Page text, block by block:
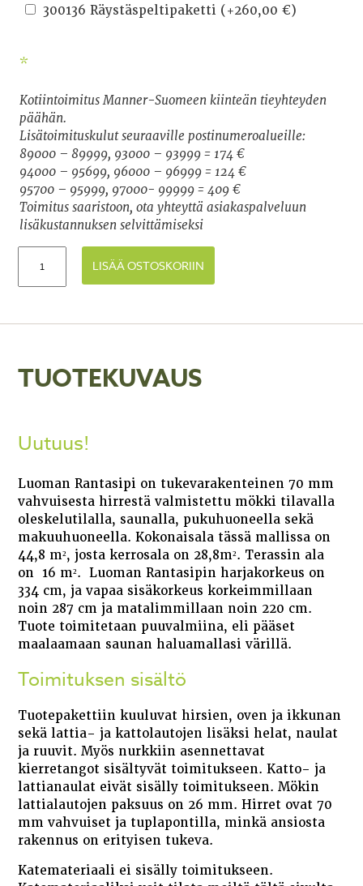
300136 Räystäspeltipaketti (+260,00€)
*
Kotiintoimitus Manner-Suomeen kiinteän tieyhteyden
päähän.
Lisätoimituskulut seuraaville postinumeroalueille:
89000 – 89999, 93000 – 93999 = 174 €
94000 – 95699, 96000 – 96999 = 124 €
95700 – 95999, 97000- 99999 = 409 €
Toimitus saaristoon, ota yhteyttä asiakaspalveluun
lisäkustannuksen selvittämiseksi
LISÄÄ OSTOSKORIIN
TUOTEKUVAUS
Uutuus!
Luoman Rantasipi on tukevarakenteinen 70 mm
vahvuisesta hirrestä valmistettu mökki tilavalla
oleskelutilalla, saunalla, pukuhuoneella sekä
makuuhuoneella. Kokonaisala tässä mallissa on
44,8 m², josta kerrosala on 28,8m². Terassin ala
on 16 m². Luoman Rantasipin harjakorkeus on
334 cm, ja vapaa sisäkorkeus korkeimmillaan
noin 287 cm ja matalimmillaan noin 220 cm.
Tuote toimitetaan puuvalmiina, eli pääset
maalaamaan saunan haluamallasi värillä.
Toimituksen sisältö
Tuotepakettiin kuuluvat hirsien, oven ja ikkunan
sekä lattia- ja kattolautojen lisäksi helat, naulat
ja ruuvit. Myös nurkkiin asennettavat
kierretangot sisältyvät toimitukseen. Katto- ja
lattianaulat eivät sisälly toimitukseen. Mökin
lattialautojen paksuus on 26 mm. Hirret ovat 70
mm vahvuiset ja tuplapontilla, minkä ansiosta
rakennus on erityisen tukeva.
Katemateriaali ei sisälly toimitukseen.